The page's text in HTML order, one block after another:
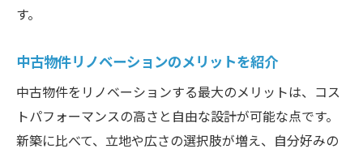
を確認
リノベーション実例で学ぶ住まいの工夫
おしゃれなリノベーション事例集を紹介
シンプルハウスの実例から得るアイデア
す。
中古物件リノベーションのメリットを紹介
中古物件をリノベーションする最大のメリットは、コス
トパフォーマンスの高さと自由な設計が可能な点です。
新築に比べて、立地や広さの選択肢が増え、自分好みの